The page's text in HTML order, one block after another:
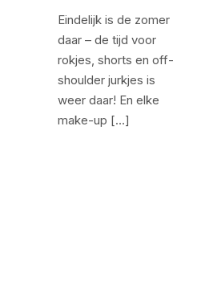
Eindelijk is de zomer
daar – de tijd voor
rokjes, shorts en off-
shoulder jurkjes is
weer daar! En elke
make-up […]